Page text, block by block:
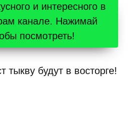
и интересного в
канале. Нажимай
посмотреть!
тыкву будут в восторге!